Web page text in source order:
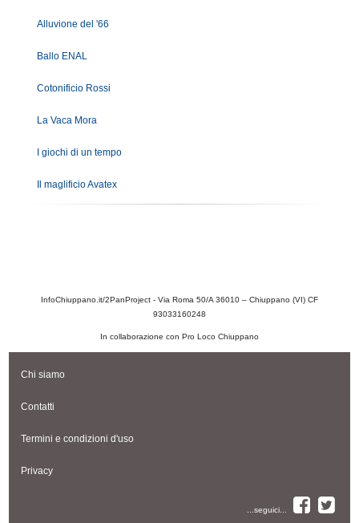
Alluvione del '66
Ballo ENAL
Cotonificio Rossi
La Vaca Mora
I giochi di un tempo
Il maglificio Avatex
InfoChiuppano.it/2PanProject - Via Roma 50/A 36010 – Chiuppano (VI) CF
93033160248
In collaborazione con Pro Loco Chiuppano
Chi siamo
Contatti
Termini e condizioni d'uso
Privacy
...seguici...